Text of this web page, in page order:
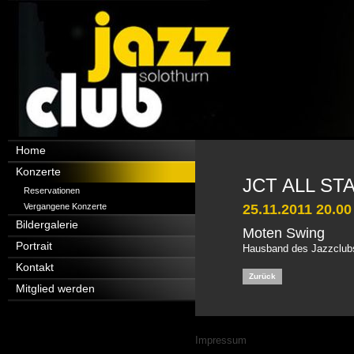
JCT ALL
25.11.2011 20.00
Moten Swing
Hausband des
Zurück
Navigation
überspringen
Home
Konzerte
Reservationen
Vergangene Konzerte
Bildergalerie
Portrait
Kontakt
Mitglied werden
Navigation
Impressum